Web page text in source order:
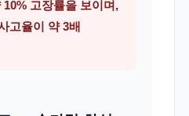
고장률을 보이며,
고율이 약 3배